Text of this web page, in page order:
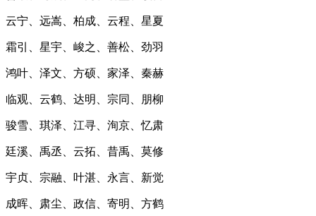
云宁、远嵩、柏成、云程、星夏
霜引、星宇、峻之、善松、劲羽
鸿叶、泽文、方硕、家泽、秦赫
临观、云鹤、达明、宗同、朋柳
骏雪、琪泽、江寻、洵京、忆肃
廷溪、禹丞、云拓、昔禹、莫修
宇贞、宗融、叶湛、永言、新觉
成晖、肃尘、政信、寄明、方鹤